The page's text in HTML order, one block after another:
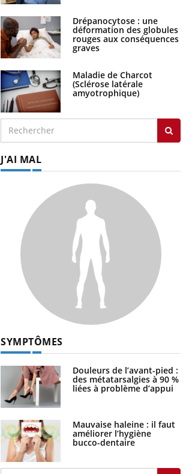
Syndrome métabolique : quels sont
les meilleurs exercices physiques ?
Drépanocytose : une
déformation des globules
rouges aux conséquences
graves
Maladie de Charcot
(Sclérose latérale
amyotrophique)
J'AI MAL
SYMPTÔMES
Douleurs de l’avant-pied :
des métatarsalgies à 90 %
liées à problème d’appui
Mauvaise haleine : il faut
améliorer l’hygiène
bucco-dentaire